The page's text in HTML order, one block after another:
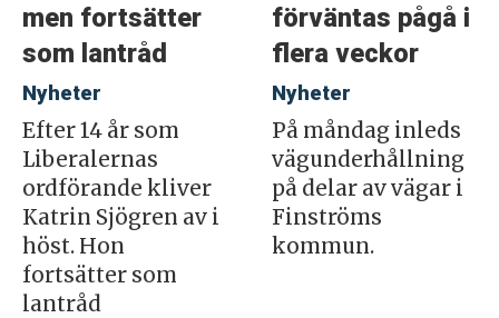
men fortsätter
som lantråd
Nyheter
Efter 14 år som
Liberalernas
ordförande kliver
Katrin Sjögren av i
höst. Hon
fortsätter som
lantråd
förväntas pågå i
flera veckor
Nyheter
På måndag inleds
vägunderhållning
på delar av vägar i
Finströms
kommun.